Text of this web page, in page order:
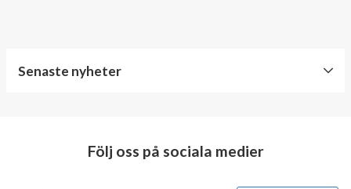
Senaste nyheter
Följ oss på sociala medier